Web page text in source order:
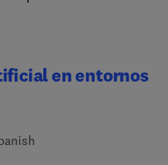
for hands-on
pathology in
en entornos